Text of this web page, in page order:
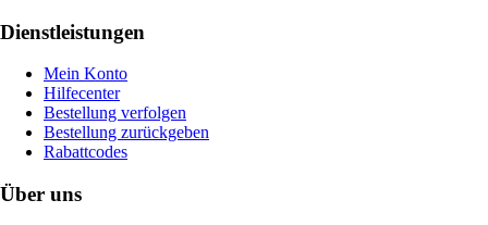
Dienstleistungen
Mein Konto
Hilfecenter
Bestellung verfolgen
Bestellung zurückgeben
Rabattcodes
Über uns